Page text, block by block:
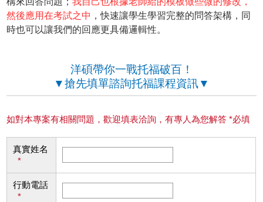
然後應用在考試之中 ，快速讓學生學習完整的問答架構，同
時也可以讓我們的回應更具備邏輯性。
洋碩帶你一戰托福破百！
▼搶先填單諮詢托福課程資訊▼
如對本專案有相關問題，歡迎填表洽詢，有專人為您解答 *必填
真實姓名
*
行動電話
*